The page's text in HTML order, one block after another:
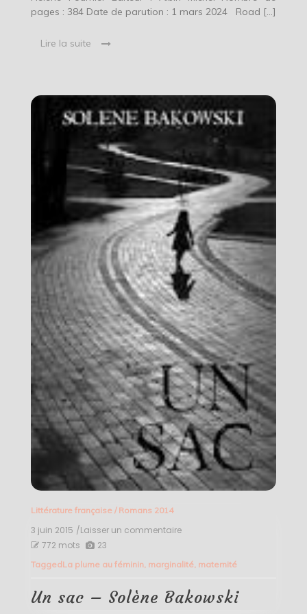
pages : 384 Date de parution : 1 mars 2024 Road […]
Lire la suite
Littérature française/ Romans 2014
3 juin 2015 /Laisser un commentaireon
–
Bakowski
772 mots 23
TaggedLa plume au féminin, marginalité, maternité
Un sac – Solène Bakowski